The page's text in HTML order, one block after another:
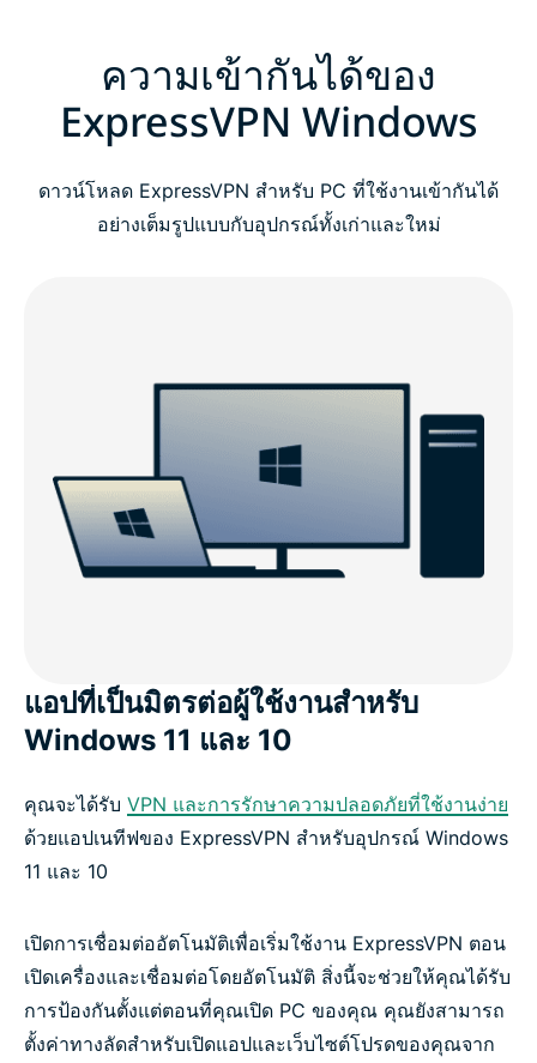
ความเข้ากันได้ของ
ExpressVPN Windows
ดาวน์โหลด ExpressVPN สำหรับ PC ที่ใช้งานเข้ากันได้
อย่างเต็มรูปแบบกับอุปกรณ์ทั้งเก่าและใหม่
แอปที่เป็นมิตรต่อผู้ใช้งานสำหรับ
Windows 11 และ 10
คุณจะได้รับ VPN และการรักษาความปลอดภัยที่ใช้งานง่าย
ด้วยแอปเนทีฟของ ExpressVPN สำหรับอุปกรณ์ Windows
11 และ 10
เปิดการเชื่อมต่ออัตโนมัติเพื่อเริ่มใช้งาน ExpressVPN ตอน
เปิดเครื่องและเชื่อมต่อโดยอัตโนมัติ สิ่งนี้จะช่วยให้คุณได้รับ
การป้องกันตั้งแต่ตอนที่คุณเปิด PC ของคุณ คุณยังสามารถ
ตั้งค่าทางลัดสำหรับเปิดแอปและเว็บไซต์โปรดของคุณจาก